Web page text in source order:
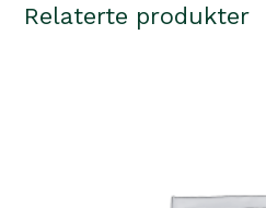
Relaterte produkter